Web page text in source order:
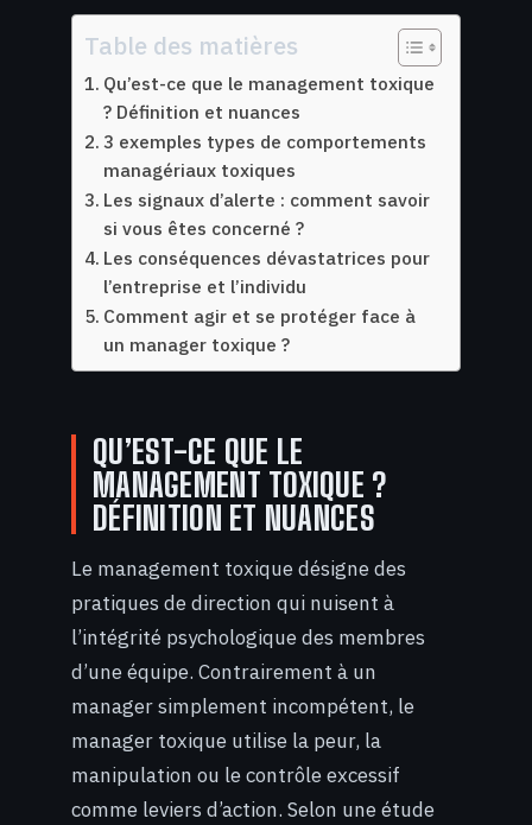
Table des matières
Qu’est-ce que le management toxique
? Définition et nuances
3 exemples types de comportements
managériaux toxiques
Les signaux d’alerte : comment savoir
si vous êtes concerné ?
Les conséquences dévastatrices pour
l’entreprise et l’individu
Comment agir et se protéger face à
un manager toxique ?
QU’EST-CE QUE LE
MANAGEMENT TOXIQUE ?
DÉFINITION ET NUANCES
Le management toxique désigne des
pratiques de direction qui nuisent à
l’intégrité psychologique des membres
d’une équipe. Contrairement à un
manager simplement incompétent, le
manager toxique utilise la peur, la
manipulation ou le contrôle excessif
comme leviers d’action. Selon une étude